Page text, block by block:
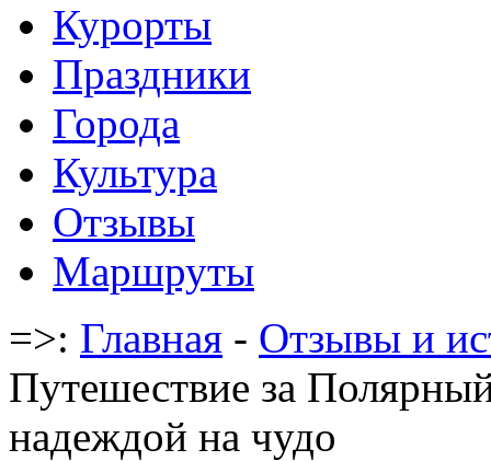
Курорты
Праздники
Города
Культура
Отзывы
Маршруты
=>: Главная - Отзывы и
Путешествие за
надеждой на чудо